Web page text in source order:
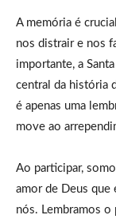
A memória é
nos distrair e nos
importante, a
central da história
é apenas uma
move ao
Ao participar,
amor de Deus que
nós. Lembramos o